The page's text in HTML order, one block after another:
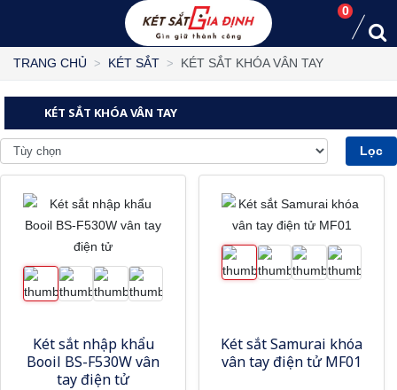
0
TRANG CHỦ KÉT SẮT KÉT SẮT KHÓA VÂN TAY
KÉT SẮT KHÓA VÂN TAY
Lọc
Két sắt nhập khẩu
Booil BS-F530W vân
tay điện tử
Két sắt Samurai khóa
vân tay điện tử MF01